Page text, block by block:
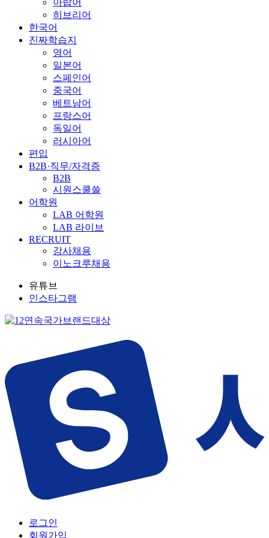
아랍어
히브리어
한국어
진짜학습지
영어
일본어
스페인어
중국어
베트남어
프랑스어
독일어
러시아어
편입
B2B·직무/자격증
B2B
시원스쿨쓸
어학원
LAB 어학원
LAB 라이브
RECRUIT
강사채용
이노크루채용
유튜브
인스타그램
로그인
회원가입